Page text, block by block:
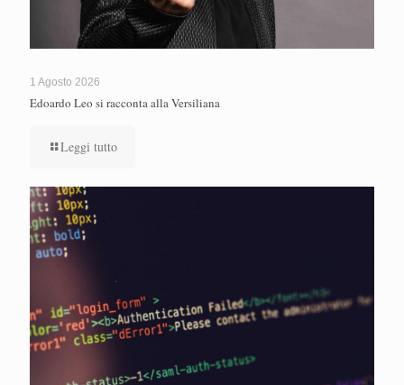
1 Agosto 2026
Edoardo Leo si racconta alla Versiliana
Leggi tutto